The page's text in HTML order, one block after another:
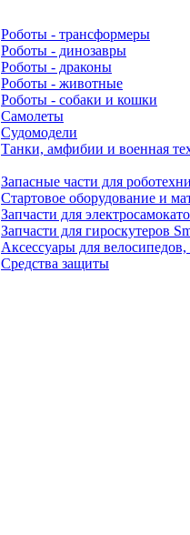
Роботы - трансформеры
Роботы - динозавры
Роботы - драконы
Роботы - животные
Роботы - собаки и кошки
Самолеты
Судомодели
Танки, амфибии и военная
Запасные части для
Стартовое оборудование и
Запчасти для
Запчасти для гироскутеров
Аксессуары для
Средства защиты